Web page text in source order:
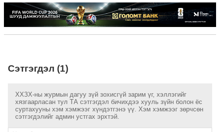
Сэтгэгдэл (1)
ХХЗХ-ны журмын дагуу зүй зохисгүй зарим үг, хэллэгийг
хязгаарласан тул ТА сэтгэгдэл бичихдээ хууль зүйн болон ёс
суртахууны хэм хэмжээг хүндэтгэнэ үү. Хэм хэмжээг зөрчсөн
сэтгэгдэлийг админ устгах эрхтэй.